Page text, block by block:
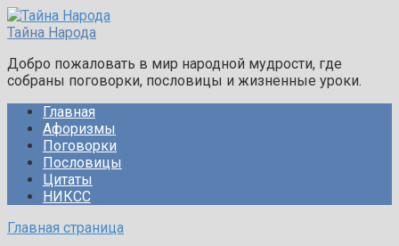
Перейти
к
Тайна Народа
Добро пожаловать в мир народной мудрости, где
собраны поговорки, пословицы и жизненные уроки.
Главная
Афоризмы
Поговорки
Пословицы
Цитаты
НИКСС
Главная страница